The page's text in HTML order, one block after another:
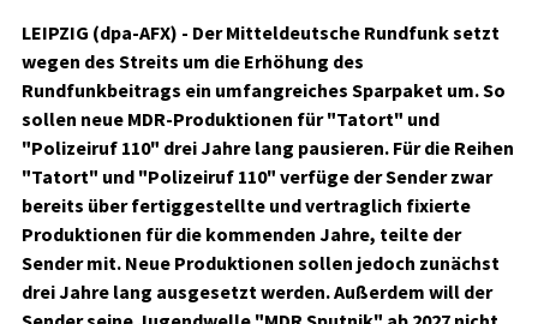
LEIPZIG (dpa-AFX) - Der Mitteldeutsche Rundfunk setzt
wegen des Streits um die Erhöhung des
Rundfunkbeitrags ein umfangreiches Sparpaket um. So
sollen neue MDR-Produktionen für "Tatort" und
"Polizeiruf 110" drei Jahre lang pausieren. Für die Reihen
"Tatort" und "Polizeiruf 110" verfüge der Sender zwar
bereits über fertiggestellte und vertraglich fixierte
Produktionen für die kommenden Jahre, teilte der
Sender mit. Neue Produktionen sollen jedoch zunächst
drei Jahre lang ausgesetzt werden. Außerdem will der